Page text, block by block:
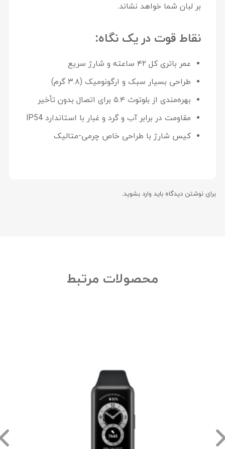
بر لبان شما خواهد نشاند.
نقاط قوت در یک نگاه:
عمر باتری کل ۴۲ ساعته و شارژ سریع
طراحی بسیار سبک و ارگونومیک (۳.۸ گرم)
بهره‌مندی از بلوتوث ۵.۴ برای اتصال بدون تأخیر
مقاومت در برابر آب و گرد و غبار با استاندارد IP54
کیس شارژ با طراحی خاص چرمی-متالیک
برای نوشتن دیدگاه باید وارد بشوید.
محصولات مرتبط